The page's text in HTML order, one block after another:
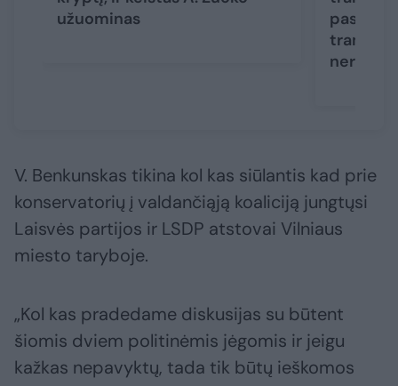
užuominas
nerealu“
V. Benkunskas tikina kol kas siūlantis kad prie
konservatorių į valdančiąją koaliciją jungtųsi
Laisvės partijos ir LSDP atstovai Vilniaus
miesto taryboje.
„Kol kas pradedame diskusijas su būtent
šiomis dviem politinėmis jėgomis ir jeigu
kažkas nepavyktų, tada tik būtų ieškomos